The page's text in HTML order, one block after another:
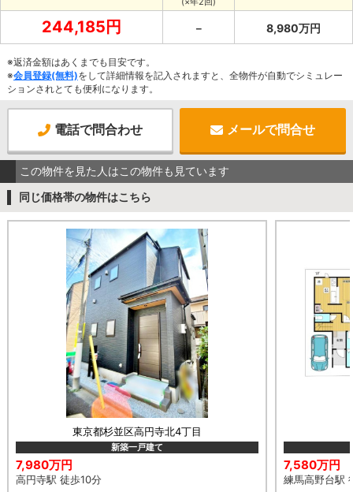
244,185円 － 8,980万円
※返済金額はあくまでも目安です。
※会員登録(無料)をして詳細情報を記入されますと、全物件が自動でシミュレー
ションされとても便利になります。
電話で問合わせ メールで問合せ
この物件を見た人はこの物件も見ています
同じ価格帯の物件はこちら
東京都杉並区高円寺北4丁目
新築一戸建て
7,980万円
高円寺駅 徒歩10分
7,580万円
練馬高野台駅